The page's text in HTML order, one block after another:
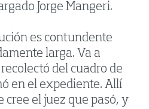
Jorge Mangeri.
es contundente
larga. Va a
del cuadro de
en el expediente. Allí
cree el juez que pasó, y